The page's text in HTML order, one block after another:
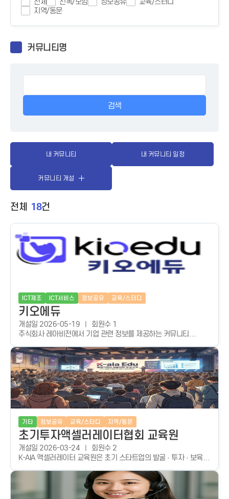
지역/동문
커뮤니티명
검색
내 커뮤니티 내 커뮤니티 일정
커뮤니티 개설
전체 18건
ICT제조 ICT서비스 정보공유 교육/스터디
키오에듀
개설일 2026-05-19
회원수 1
주식회사 레아비전에서 기업 관련 정보를 제공하는 커뮤니티
기타 정보공유 교육/스터디 지역/동문
초기투자액셀러레이터협회 교육원
개설일 2026-03-24
회원수 2
K-AIA 액셀러레이터 교육원은 초기 스타트업의 발굴 · 투자 · 보육